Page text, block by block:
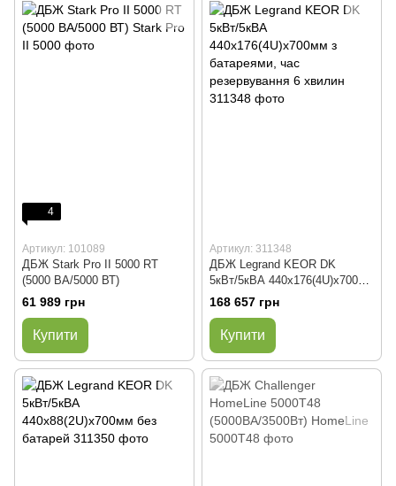
4
Артикул: 101089
ДБЖ Stark Pro II 5000 RT
(5000 ВА/5000 ВТ)
61 989 грн
Купити
Артикул: 311348
ДБЖ Legrand KEOR DK
5кВт/5кВА 440x176(4U)x700мм
з батареями, час
резервування 6 хвилин
168 657 грн
Купити